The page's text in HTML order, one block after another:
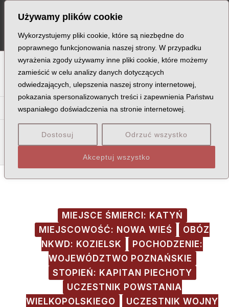
Używamy plików cookie
Wykorzystujemy pliki cookie, które są niezbędne do
poprawnego funkcjonowania naszej strony. W przypadku
wyrażenia zgody używamy inne pliki cookie, które możemy
zamieścić w celu analizy danych dotyczących
odwiedzających, ulepszenia naszej strony internetowej,
pokazania spersonalizowanych treści i zapewnienia Państwu
wspaniałego doświadczenia na stronie internetowej.
Dostosuj Odrzuć wszystko
Akceptuj wszystko
content
B C D E F G H I J K L Ł M
O P Q R S T U V W X Z
Ka Ke Ki Kl Kł Km Kn Ko Kr Ks
Koc Kof Kom Kon
Kot Kow Koz
MIEJSCE ŚMIERCI: KATYŃ
MIEJSCOWOŚĆ: NOWA WIEŚ
OBÓZ
NKWD: KOZIELSK
POCHODZENIE:
WOJEWÓDZTWO POZNAŃSKIE
STOPIEŃ: KAPITAN PIECHOTY
UCZESTNIK POWSTANIA
WIELKOPOLSKIEGO
UCZESTNIK WOJNY
navigation